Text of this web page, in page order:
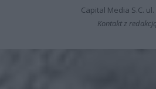
Capital Media S.C.
Kontakt z